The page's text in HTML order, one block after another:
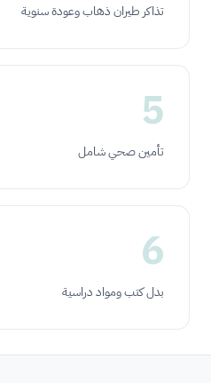
تذاكر طيران ذهاب وعودة سنوية
5
تأمين صحي شامل
6
بدل كتب ومواد دراسية